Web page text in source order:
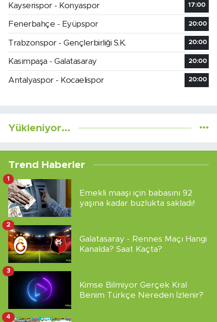
Kayserispor - Konyaspor
17:00
Fenerbahçe - Eyüpspor 20:00
Trabzonspor - Gençlerbirliği S.K. 20:00
Kasımpaşa - Galatasaray 20:00
Antalyaspor - Kocaelispor 20:00
Yükleniyor...
Trend Haberler
Emekli maaşı için babasını 92
yaşına kadar buzlukta sakladı!
1
Galatasaray - Rennes Maçı Hangi
Kanalda? Saat Kaçta?
2
Kimse Bilmiyor Gerçek Kral
Benim Türkçe Nereden İzlenir?
3
4